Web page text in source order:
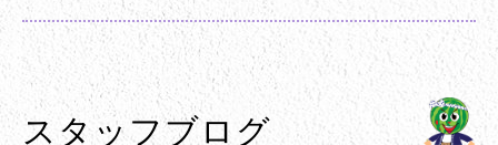
スタッフブログ